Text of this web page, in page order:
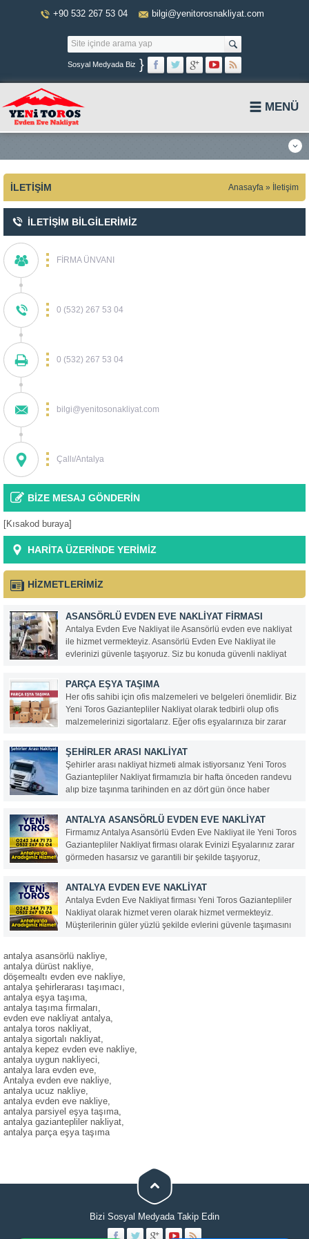
+90 532 267 53 04 bilgi@yenitorosnakliyat.com
Sosyal Medyada Biz }
MENÜ
İLETIŞIM Anasayfa » İletişim
İLETİŞİM BİLGİLERİMİZ
FİRMA ÜNVANI
0 (532) 267 53 04
0 (532) 267 53 04
bilgi@yenitosonakliyat.com
Çallı/Antalya
BİZE MESAJ GÖNDERİN
[Kısakod buraya]
HARİTA ÜZERİNDE YERİMİZ
HİZMETLERİMİZ
ASANSÖRLÜ EVDEN EVE NAKLIYAT FIRMASI
Antalya Evden Eve Nakliyat ile Asansörlü evden eve nakliyat
ile hizmet vermekteyiz. Asansörlü Evden Eve Nakliyat ile
evlerinizi güvenle taşıyoruz. Siz bu konuda güvenli nakliyat
yerinizi ofisinizi güvenle taşıyalım.
PARÇA EŞYA TAŞIMA
Her ofis sahibi için ofis malzemeleri ve belgeleri önemlidir. Biz
Yeni Toros Gaziantepliler Nakliyat olarak tedbirli olup ofis
malzemelerinizi sigortalarız. Eğer ofis eşyalarınıza bir zarar
Türkiye’deki en kaliteli ofis taşımacılığı hizmetini firmamız
vermektedir. Evinizin...
ŞEHIRLER ARASI NAKLIYAT
Şehirler arası nakliyat hizmeti almak istiyorsanız Yeni Toros
Gaziantepliler Nakliyat firmamızla bir hafta önceden randevu
alıp bize taşınma tarihinden en az dört gün önce haber
firmamız taşıma tarihinden birkaç gün önceden bir ücretsiz...
ANTALYA ASANSÖRLÜ EVDEN EVE NAKLIYAT
Firmamız Antalya Asansörlü Evden Eve Nakliyat ile Yeni Toros
Gaziantepliler Nakliyat firması olarak Evinizi Eşyalarınız zarar
görmeden hasarsız ve garantili bir şekilde taşıyoruz,
deneyimli ve her gün ev eşyası taşıyan kişilerdir, vasıfsız
eleman çalıştırmıyoruz...
ANTALYA EVDEN EVE NAKLIYAT
Antalya Evden Eve Nakliyat firması Yeni Toros Gaziantepliler
Nakliyat olarak hizmet veren olarak hizmet vermekteyiz.
Müşterilerinin güler yüzlü şekilde evlerini güvenle taşımasını
Evden Eve Taşımacılık ile sektöründe lider firmayız.
antalya asansörlü nakliye,
antalya dürüst nakliye,
döşemealtı evden eve nakliye,
antalya şehirlerarası taşımacı,
antalya eşya taşıma,
antalya taşıma firmaları,
evden eve nakliyat antalya,
antalya toros nakliyat,
antalya sigortalı nakliyat,
antalya kepez evden eve nakliye,
antalya uygun nakliyeci,
antalya lara evden eve,
Antalya evden eve nakliye,
antalya ucuz nakliye,
antalya evden eve nakliye,
antalya parsiyel eşya taşıma,
antalya gaziantepliler nakliyat,
antalya parça eşya taşıma
Bizi Sosyal Medyada Takip Edin